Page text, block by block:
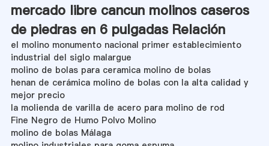
mercado libre cancun molinos caseros
de piedras en 6 pulgadas Relación
el molino monumento nacional primer establecimiento
industrial del siglo malargue
molino de bolas para ceramica molino de bolas
henan de cerámica molino de bolas con la alta calidad y
mejor precio
la molienda de varilla de acero para molino de rod
Fine Negro de Humo Polvo Molino
molino de bolas Málaga